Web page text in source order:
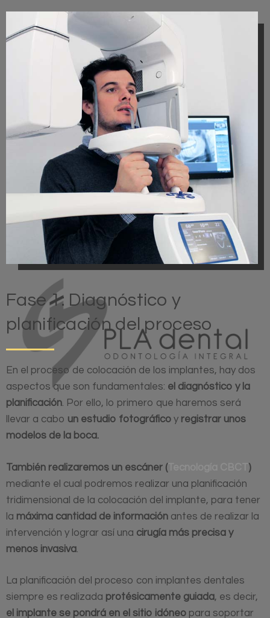
Fase 1: Diagnóstico y
planificación del proceso
En el proceso de colocación de los implantes, hay dos
aspectos que son fundamentales: el diagnóstico y la
planificación. Por ello, lo primero que haremos será
llevar a cabo un estudio fotográfico y registrar unos
modelos de la boca.
También realizaremos un escáner (Tecnología CBCT )
mediante el cual podremos realizar una planificación
tridimensional de la colocación del implante, para tener
la máxima cantidad de información antes de realizar la
intervención y lograr así una cirugía más precisa y
menos invasiva.
La planificación del proceso con implantes dentales
siempre es realizada protésicamente guiada, es decir,
el implante se pondrá en el sitio idóneo para soportar